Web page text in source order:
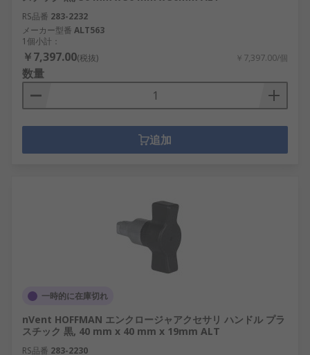
RS品番 283-2232
メーカー型番 ALT563
1個小計：
￥7,397.00(税抜) ￥7,397.00/個
数量
追加
一時的に在庫切れ
nVent HOFFMAN エンクロージャアクセサリ ハンドル プラ
スチック 黒, 40 mm x 40 mm x 19mm ALT
RS品番 283-2230